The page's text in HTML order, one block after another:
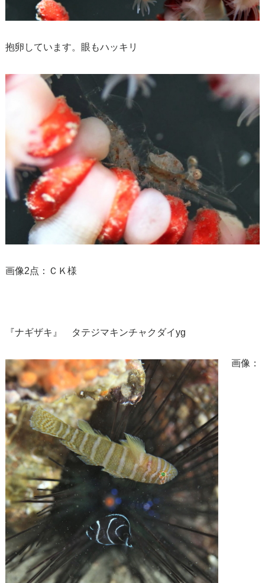
抱卵しています。眼もハッキリ
画像2点：ＣＫ様
『ナギザキ』 タテジマキンチャクダイyg
画像：